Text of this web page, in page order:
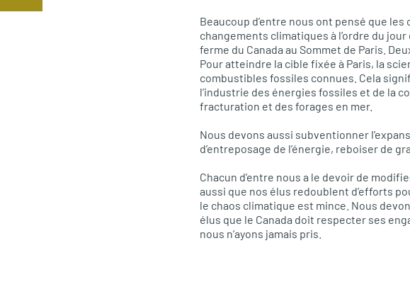
Beaucoup d’entre nous ont pensé que
changements climatiques à l’ordre du
ferme du Canada au Sommet de Paris.
Pour atteindre la cible fixée à Paris, la
combustibles fossiles connues. Cela
l’industrie des énergies fossiles et de la
fracturation et des forages en mer.
Nous devons aussi subventionner
d’entreposage de l’énergie, reboiser de
Chacun d’entre nous a le devoir de
aussi que nos élus redoublent d’efforts
le chaos climatique est mince. Nous
élus que le Canada doit respecter ses
nous n’ayons jamais pris.